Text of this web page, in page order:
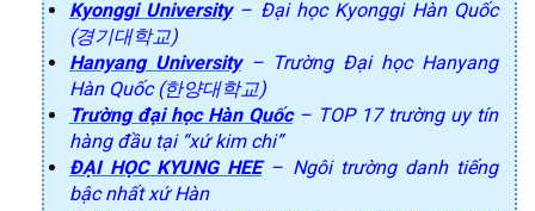
Kyonggi University– Đại học Kyonggi Hàn Quốc
(경기대학교)
Hanyang University– Trường Đại học Hanyang
Hàn Quốc (한양대학교)
Trường đại học Hàn Quốc– TOP 17 trường uy tín
hàng đầu tại “xứ kim chi”
ĐẠI HỌC KYUNG HEE– Ngôi trường danh tiếng
bậc nhất xứ Hàn